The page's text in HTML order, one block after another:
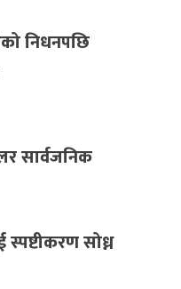
निधनपछि
सार्वजनिक
स्पष्टीकरण सोध्न